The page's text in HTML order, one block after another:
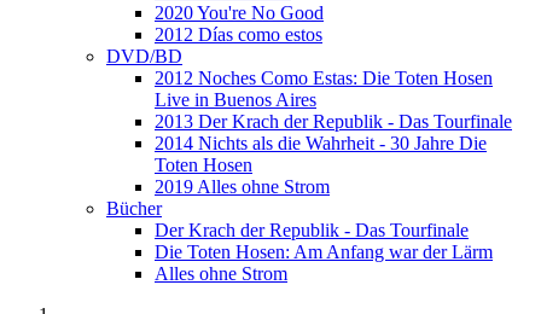
2020 You're No Good
2012 Días como estos
DVD/BD
2012 Noches Como Estas: Die Toten Hosen
Live in Buenos Aires
2013 Der Krach der Republik - Das Tourfinale
2014 Nichts als die Wahrheit - 30 Jahre Die
Toten Hosen
2019 Alles ohne Strom
Bücher
Der Krach der Republik - Das Tourfinale
Die Toten Hosen: Am Anfang war der Lärm
Alles ohne Strom